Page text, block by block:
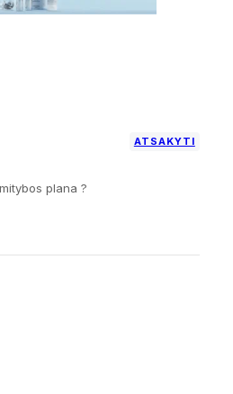
ATSAKYTI
plana ?